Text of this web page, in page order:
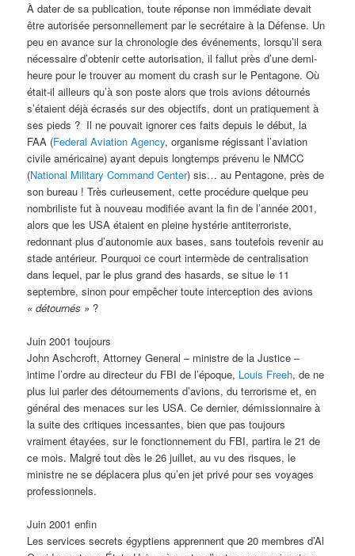
À dater de sa publication, toute réponse non immédiate devait
être autorisée personnellement par le secrétaire à la Défense. Un
peu en avance sur la chronologie des événements, lorsqu’il sera
nécessaire d’obtenir cette autorisation, il fallut près d’une demi-
heure pour le trouver au moment du crash sur le Pentagone. Où
était-il ailleurs qu’à son poste alors que trois avions détournés
s’étaient déjà écrasés sur des objectifs, dont un pratiquement à
ses pieds ? Il ne pouvait ignorer ces faits depuis le début, la
FAA (Federal Aviation Agency, organisme régissant l’aviation
civile américaine) ayant depuis longtemps prévenu le NMCC
(National Military Command Center) sis… au Pentagone, près de
son bureau ! Très curieusement, cette procédure quelque peu
nombriliste fut à nouveau modifiée avant la fin de l’année 2001,
alors que les USA étaient en pleine hystérie antiterroriste,
redonnant plus d’autonomie aux bases, sans toutefois revenir au
stade antérieur. Pourquoi ce court intermède de centralisation
dans lequel, par le plus grand des hasards, se situe le 11
septembre, sinon pour empêcher toute interception des avions
« détournés » ?
Juin 2001 toujours
John Aschcroft, Attorney General – ministre de la Justice –
intime l’ordre au directeur du FBI de l’époque, Louis Freeh, de ne
plus lui parler des détournements d’avions, du terrorisme et, en
général des menaces sur les USA. Ce dernier, démissionnaire à
la suite des critiques incessantes, bien que pas toujours
vraiment étayées, sur le fonctionnement du FBI, partira le 21 de
ce mois. Malgré tout dès le 26 juillet, au vu des risques, le
ministre ne se déplacera plus qu’en jet privé pour ses voyages
professionnels.
Juin 2001 enfin
Les services secrets égyptiens apprennent que 20 membres d’Al